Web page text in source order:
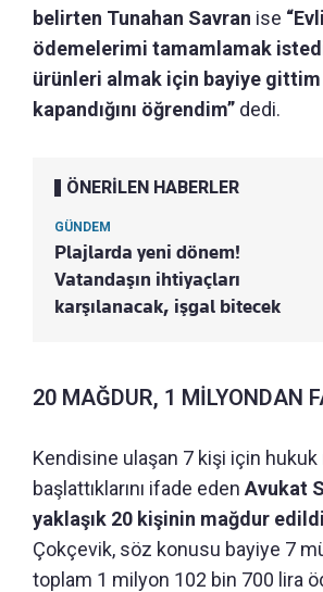
belirten Tunahan Savran ise
ödemelerimi tamamlamak
ürünleri almak için bayiye
kapandığını öğrendim” dedi.
ÖNERİLEN HABERLER
GÜNDEM
Plajlarda yeni dönem!
Vatandaşın ihtiyaçları
karşılanacak, işgal bitecek
20 MAĞDUR, 1 MİLYONDAN
Kendisine ulaşan 7 kişi için
başlattıklarını ifade eden Avukat
yaklaşık 20 kişinin mağdur
Çokçevik, söz konusu bayiye 7
toplam 1 milyon 102 bin 700 lira